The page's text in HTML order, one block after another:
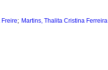
Freire; Martins, Thalita Cristina Ferreira